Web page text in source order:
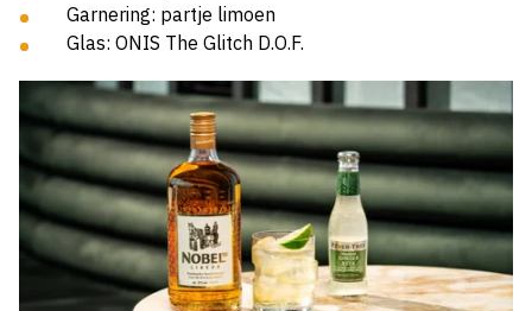
Garnering: partje limoen
Glas: ONIS The Glitch D.O.F.